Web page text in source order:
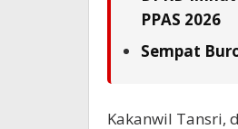
PPAS 2026
Sempat
Kakanwil Tansri,